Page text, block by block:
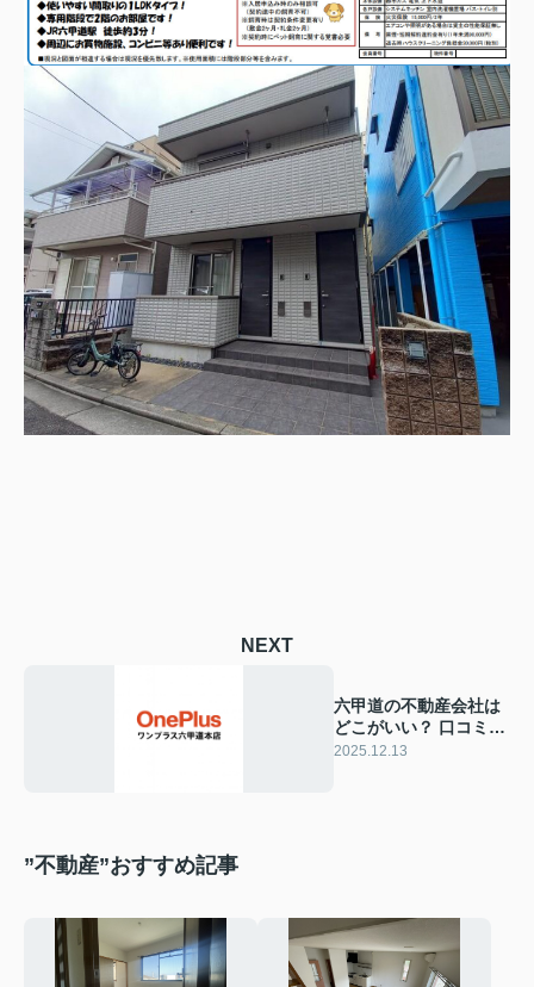
NEXT
六甲道の不動産会社は
どこがいい？ 口コミ・
物件数・対応力で本気
2025.12.13
”不動産”おすすめ記事